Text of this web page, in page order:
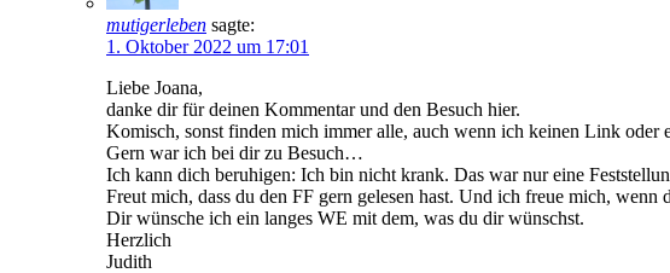
mutigerleben sagte:
1. Oktober 2022 um 17:01
Liebe Joana,
danke dir für deinen Kommentar und den Besuch hier.
Komisch, sonst finden mich immer alle, auch wenn ich keinen Link oder
Gern war ich bei dir zu Besuch…
Ich kann dich beruhigen: Ich bin nicht krank. Das war nur eine
Freut mich, dass du den FF gern gelesen hast. Und ich freue mich, wenn
Dir wünsche ich ein langes WE mit dem, was du dir wünschst.
Herzlich
Judith